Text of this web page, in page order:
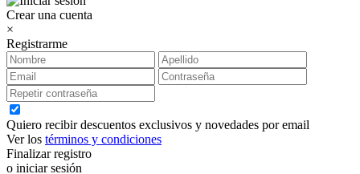
Crear una cuenta
×
Registrarme
Quiero recibir descuentos exclusivos y novedades por email
Ver los términos y condiciones
Finalizar registro
o iniciar sesión